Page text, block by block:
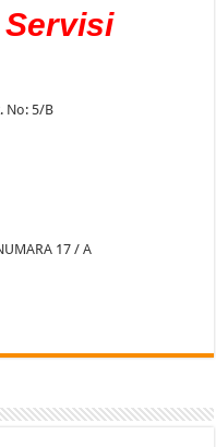
Servisi
No: 5/B
17 / A